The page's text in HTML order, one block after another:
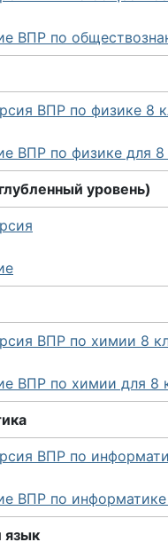
ВПР по
ВПР по физике 8
ВПР по физике для 8
уровень)
ВПР по химии 8
ВПР по химии для 8
ВПР по
ВПР по информатике
язык